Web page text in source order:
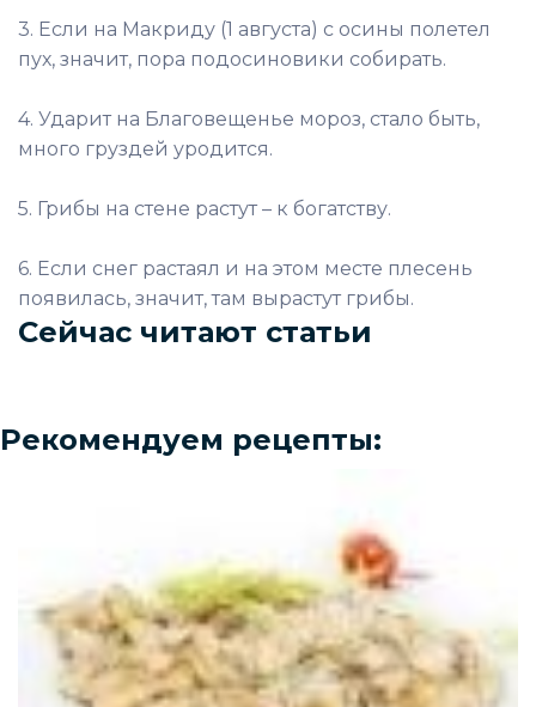
3. Если на Макриду (1 августа) с осины полетел
пух, значит, пора подосиновики собирать.
4. Ударит на Благовещенье мороз, стало быть,
много груздей уродится.
5. Грибы на стене растут – к богатству.
6. Если снег растаял и на этом месте плесень
появилась, значит, там вырастут грибы.
Сейчас читают статьи
Рекомендуем рецепты: